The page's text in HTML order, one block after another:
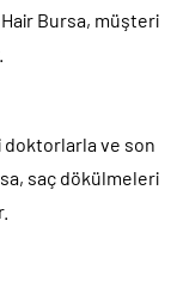
Bursa, müşteri
doktorlarla ve son
saç dökülmeleri